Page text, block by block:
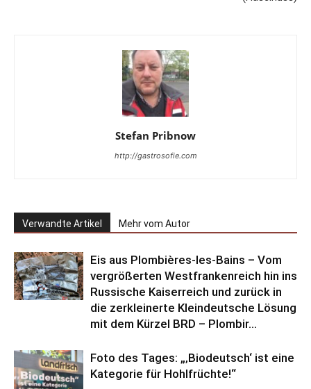
Stefan Pribnow
http://gastrosofie.com
Verwandte Artikel Mehr vom Autor
Eis aus Plombières-les-Bains – Vom
vergrößerten Westfrankenreich hin ins
Russische Kaiserreich und zurück in
die zerkleinerte Kleindeutsche Lösung
mit dem Kürzel BRD – Plombir...
Foto des Tages: „‚Biodeutsch‘ ist eine
Kategorie für Hohlfrüchte!“